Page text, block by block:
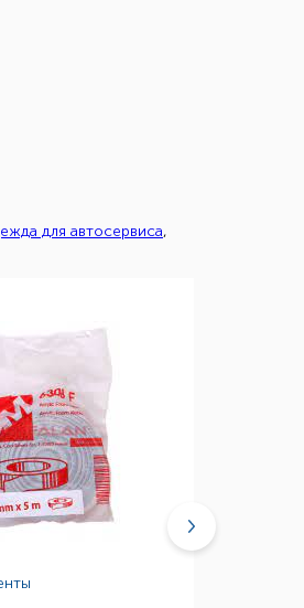
для автосервиса,